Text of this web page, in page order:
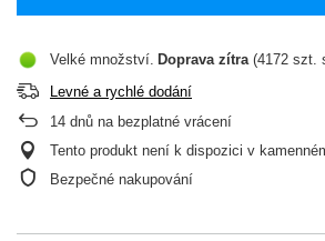
Velké množství Doprava zítra (4172 szt.
Levné a rychlé dodání
14 dnů na bezplatné vrácení
Tento produkt není k dispozici v
Bezpečné nakupování